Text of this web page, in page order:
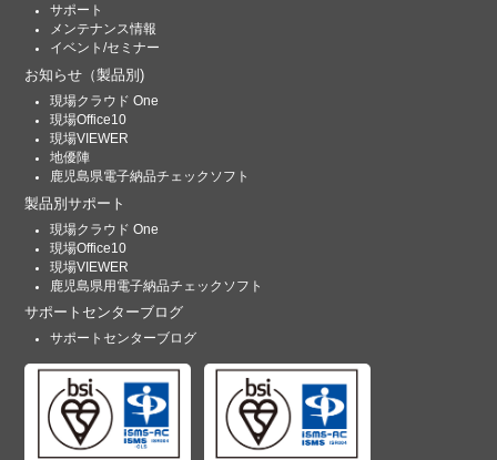
サポート
メンテナンス情報
イベント/セミナー
お知らせ （製品別)
現場クラウド One
現場Office10
現場VIEWER
地優陣
鹿児島県電子納品チェックソフト
製品別サポート
現場クラウド One
現場Office10
現場VIEWER
鹿児島県用電子納品チェックソフト
サポートセンターブログ
サポートセンターブログ